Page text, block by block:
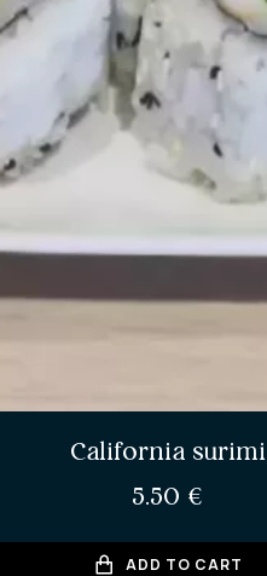
California surimi
5.50 €
ADD TO CART